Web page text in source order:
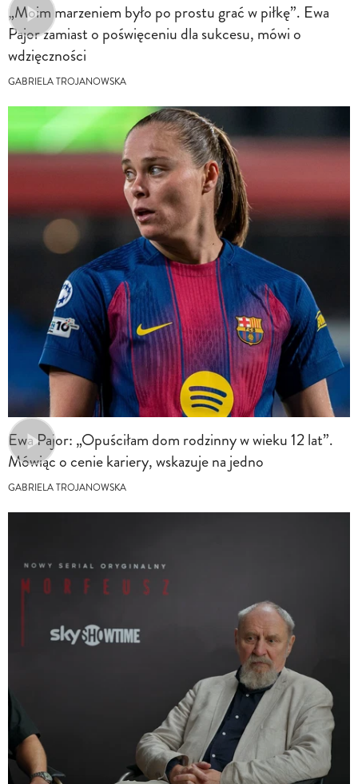
„Moim marzeniem było po prostu grać w piłkę”. Ewa
Pajor zamiast o poświęceniu dla sukcesu, mówi o
wdzięczności
GABRIELA TROJANOWSKA
Ewa Pajor: „Opuściłam dom rodzinny w wieku 12 lat”.
Mówiąc o cenie kariery, wskazuje na jedno
GABRIELA TROJANOWSKA